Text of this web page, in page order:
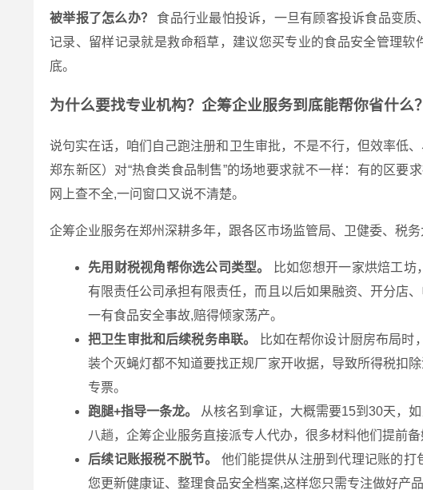
被举报了怎么办？
食品行业最怕投诉，一旦有顾客投诉食品变
记录、留样记录就是救命稻草，建议您买专业的食品安全管理
底。
为什么要找专业机构？企筹企业服务到底能帮你省什么？
说句实在话，咱们自己跑注册和卫生审批，不是不行，但效率低
郑东新区）对“热食类食品制售”的场地要求就不一样：有的区要
网上查不全,一问窗口又说不清楚。
企筹企业服务在郑州深耕多年，跟各区市场监管局、卫健委、税
先用财税视角帮你选公司类型。
比如您想开一家烘焙工
有限责任公司承担有限责任，而且以后如果融资、开分店
一有食品安全事故,赔得倾家荡产。
把卫生审批和后续税务串联。
比如在帮你设计厨房布局时
装个灭蝇灯都不知道要找正规厂家开收据，导致所得税扣
专票。
跑腿+指导一条龙。
从核名到拿证，大概需要15到30天，
八趟，企筹企业服务直接派专人代办，很多材料他们提前
后续记账报税不脱节。
他们能提供从注册到代理记账的打
您更新健康证、整理食品安全档案,这样您只需专注做好产品